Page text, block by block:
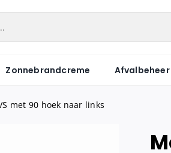
Zonnebrandcreme Afvalbeheer
met 90 hoek naar links